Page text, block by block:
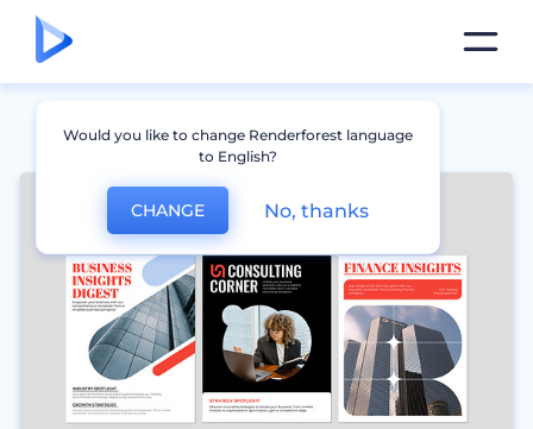
Would you like to change Renderforest language
to English?
CHANGE No, thanks